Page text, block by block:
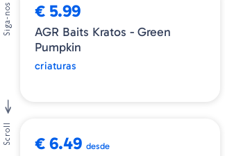
€ 5.99
AGR Baits Kratos - Green
Pumpkin
criaturas
€ 6.49 desde
Siga-nos
Scroll